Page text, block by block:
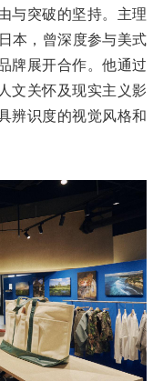
与突破的坚持。主理
本，曾深度参与美式
牌展开合作。他通过
文关怀及现实主义影
辨识度的视觉风格和